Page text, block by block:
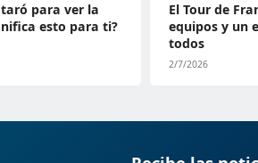
para ver la
esto para ti?
El Tour de
equipos y un
todos
2/7/2026